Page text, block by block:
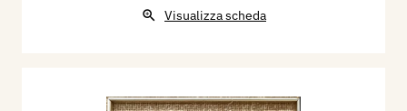
Visualizza scheda